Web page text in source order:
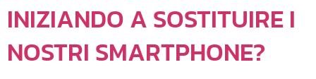
INIZIANDO A SOSTITUIRE I
NOSTRI SMARTPHONE?